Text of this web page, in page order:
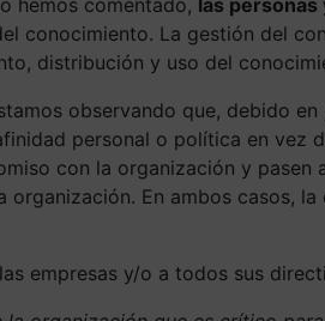
conocimiento. La gestión del
distribución y uso del
observando que, debido
personal o política en vez
con la organización y
organización. En ambos casos,
empresas y/o a todos sus